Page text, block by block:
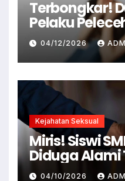
Terbongkar!
Pelaku
Cianjur
04/12/2026
Kejahatan Seksual
Miris! Siswi
Diduga Alami
Senonoh Di
04/10/2026